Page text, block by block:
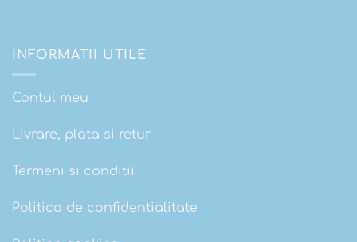
INFORMATII UTILE
Contul meu
Livrare, plata si retur
Termeni si conditii
Politica de confidentialitate